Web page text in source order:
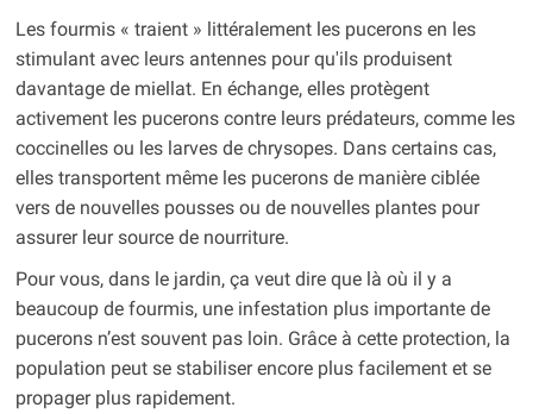
Les fourmis « traient » littéralement les pucerons en les
stimulant avec leurs antennes pour qu'ils produisent
davantage de miellat. En échange, elles protègent
activement les pucerons contre leurs prédateurs, comme les
coccinelles ou les larves de chrysopes. Dans certains cas,
elles transportent même les pucerons de manière ciblée
vers de nouvelles pousses ou de nouvelles plantes pour
assurer leur source de nourriture.
Pour vous, dans le jardin, ça veut dire que là où il y a
beaucoup de fourmis, une infestation plus importante de
pucerons n’est souvent pas loin. Grâce à cette protection, la
population peut se stabiliser encore plus facilement et se
propager plus rapidement.